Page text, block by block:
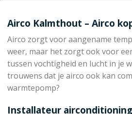
Airco Kalmthout – Airco
Airco zorgt voor aangename
weer, maar het zorgt ook voor
tussen vochtigheid en lucht in je
trouwens dat je airco ook kan
warmtepomp?
Installateur airconditioning